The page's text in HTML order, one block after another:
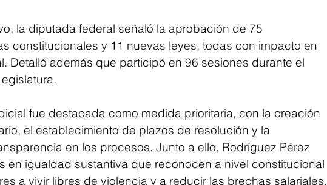
la diputada federal señaló la aprobación de 75
constitucionales y 11 nuevas leyes, todas con impacto en
Detalló además que participó en 96 sesiones durante el
fue destacada como medida prioritaria, con la creación
el establecimiento de plazos de resolución y la
en los procesos. Junto a ello, Rodríguez Pérez
en igualdad sustantiva que reconocen a nivel constitucional
a vivir libres de violencia y a reducir las brechas salariales.